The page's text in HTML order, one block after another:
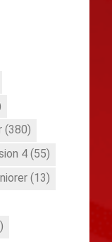
(380)
4 (55)
(13)